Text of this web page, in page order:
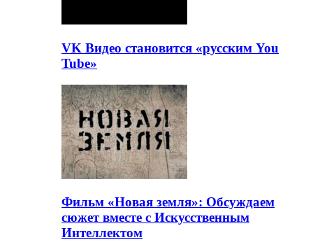
VK Видео становится «русским You
Tube»
Фильм «Новая земля»: Обсуждаем
сюжет вместе с Искусственным
Интеллектом